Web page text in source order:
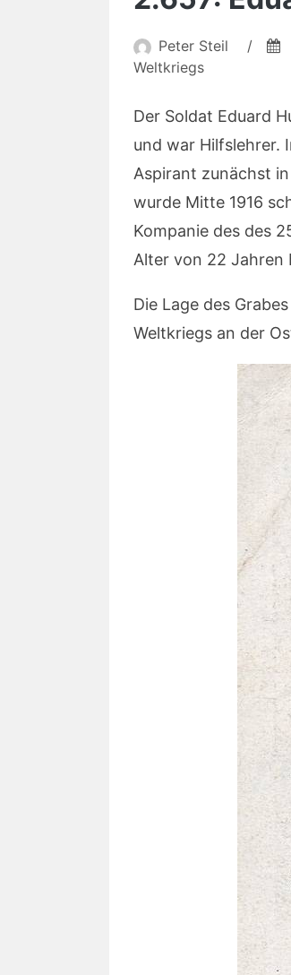
Peter Steil /
Weltkriegs
Der Soldat Eduard
und war Hilfslehrer.
Aspirant zunächst
wurde Mitte 1916
Kompanie des des
Alter von 22 Jahren
Die Lage des
Weltkriegs an der